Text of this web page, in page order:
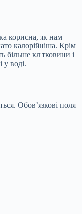
корисна, як нам
калорійніша. Крім
більше клітковини і
у воді.
Обов’язкові поля